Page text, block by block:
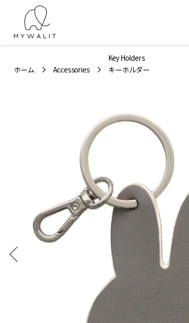
ホーム Accessories
Key Holders
キーホルダー